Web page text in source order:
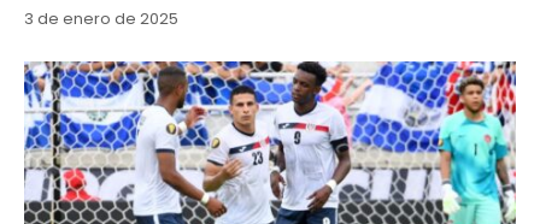
3 de enero de 2025